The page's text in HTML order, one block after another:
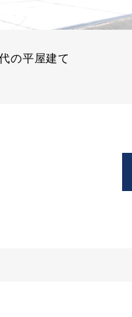
の平屋建て